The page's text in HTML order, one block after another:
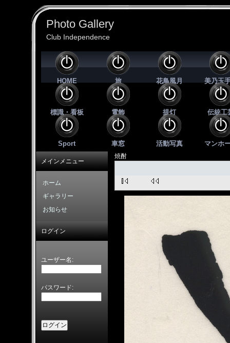
Photo Gallery
Club Independence
HOME 旅 花鳥風月 美乃玉
標識・看板 電飾 提灯 伝統工
Sport 車窓 活動写真 マンホ
焼酎
メインメニュー
ホーム
ギャラリー
お知らせ
ログイン
ユーザー名:
パスワード: